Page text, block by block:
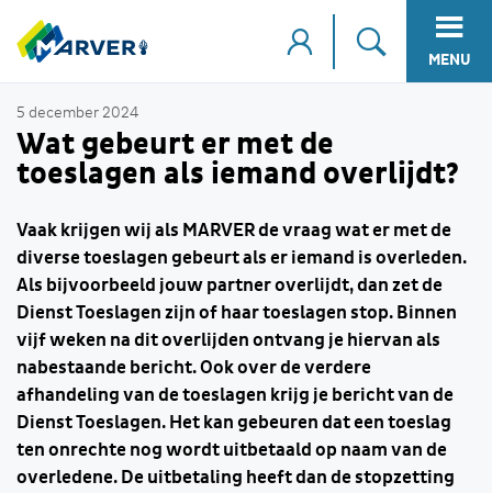
MENU
5 december 2024
Wat gebeurt er met de
toeslagen als iemand overlijdt?
Vaak krijgen wij als MARVER de vraag wat er met de
diverse toeslagen gebeurt als er iemand is overleden.
Als bijvoorbeeld jouw partner overlijdt, dan zet de
Dienst Toeslagen zijn of haar toeslagen stop. Binnen
vijf weken na dit overlijden ontvang je hiervan als
nabestaande bericht. Ook over de verdere
afhandeling van de toeslagen krijg je bericht van de
Dienst Toeslagen. Het kan gebeuren dat een toeslag
ten onrechte nog wordt uitbetaald op naam van de
overledene. De uitbetaling heeft dan de stopzetting